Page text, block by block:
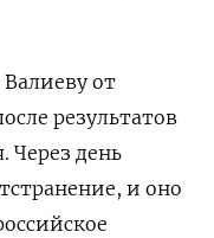
от
результатов
Через день
и оно